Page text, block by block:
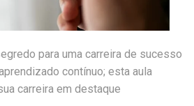
para uma carreira de sucesso
contínuo; esta aula
carreira em destaque